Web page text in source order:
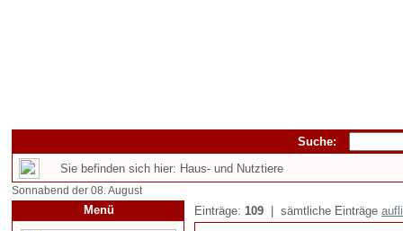
Suche:
Sie befinden sich hier: Haus- und Nutztiere
Sonnabend der 08. August
Menü Einträge: 109 | sämtliche Einträge